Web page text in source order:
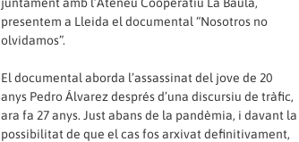
presentem a Lleida el documental “Nosotros no
olvidamos”.
El documental aborda l’assassinat del jove de 20
anys Pedro Álvarez després d’una discursiu de tràfic,
ara fa 27 anys. Just abans de la pandèmia, i davant la
possibilitat de que el cas fos arxivat definitivament,